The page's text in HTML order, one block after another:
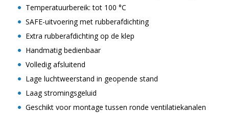
Temperatuurbereik: tot 100 °C
SAFE-uitvoering met rubberafdichting
Extra rubberafdichting op de klep
Handmatig bedienbaar
Volledig afsluitend
Lage luchtweerstand in geopende stand
Laag stromingsgeluid
Geschikt voor montage tussen ronde ventilatiekanalen